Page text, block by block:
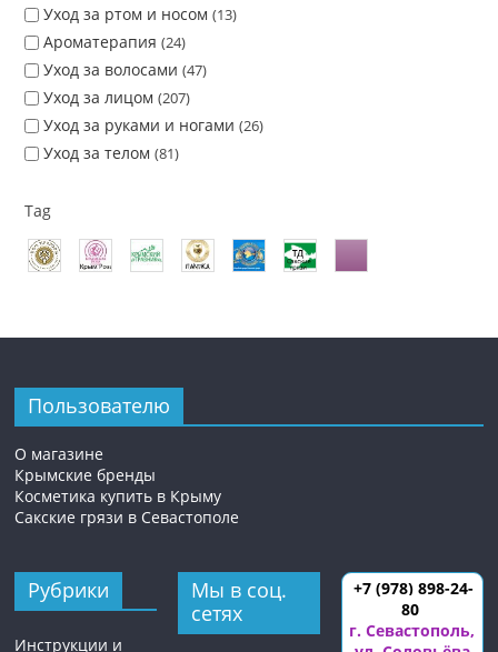
Уход за ртом и носом 13
Ароматерапия 24
Уход за волосами 47
Уход за лицом 207
Уход за руками и ногами 26
Уход за телом 81
Tag
Пользователю
О магазине
Крымские бренды
Косметика купить в Крыму
Сакские грязи в Севастополе
Рубрики
Инструкции и
Мы в соц.
сетях
+7 (978) 898-24-
80
г. Севастополь,